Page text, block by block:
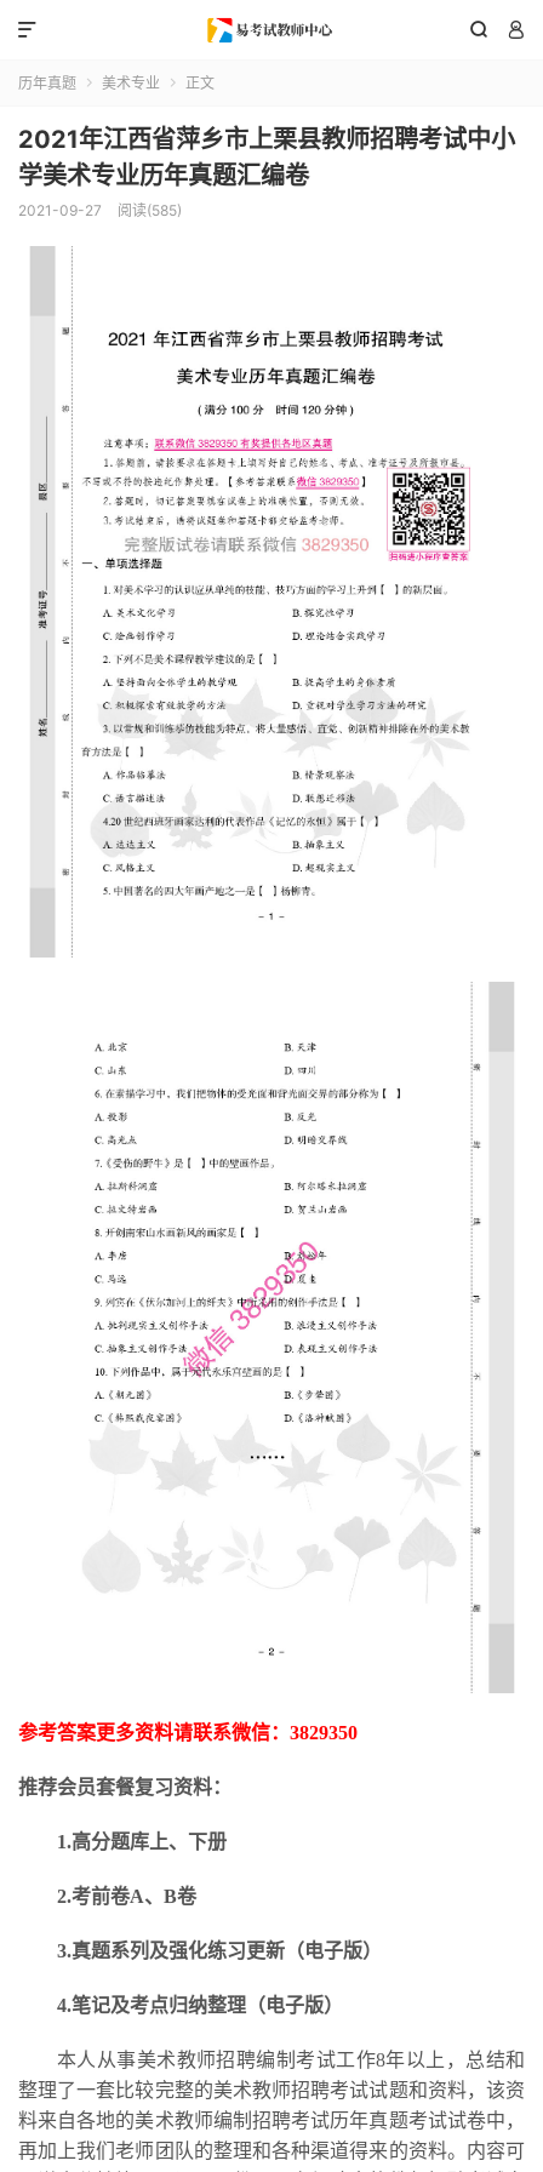
 

历年真题  美术专业  正文
2021年江西省萍乡市上栗县教师招聘考试中小
学美术专业历年真题汇编卷
2021-09-27 阅读(585)
参考答案更多资料请联系微信： 3829350
推荐会员套餐复习资料：
1.高分题库上、下册
2.考前卷A、B卷
3.真题系列及强化练习更新 （电子版）
4.笔记及考点归纳整理（电子版）
本人从事美术教师招聘编制考试工作8年以上，总结和
整理了一套比较完整的美术教师招聘考试试题和资料，该资
料来自各地的美术教师编制招聘考试历年真题考试试卷中，
再加上我们老师团队的整理和各种渠道得来的资料。内容可